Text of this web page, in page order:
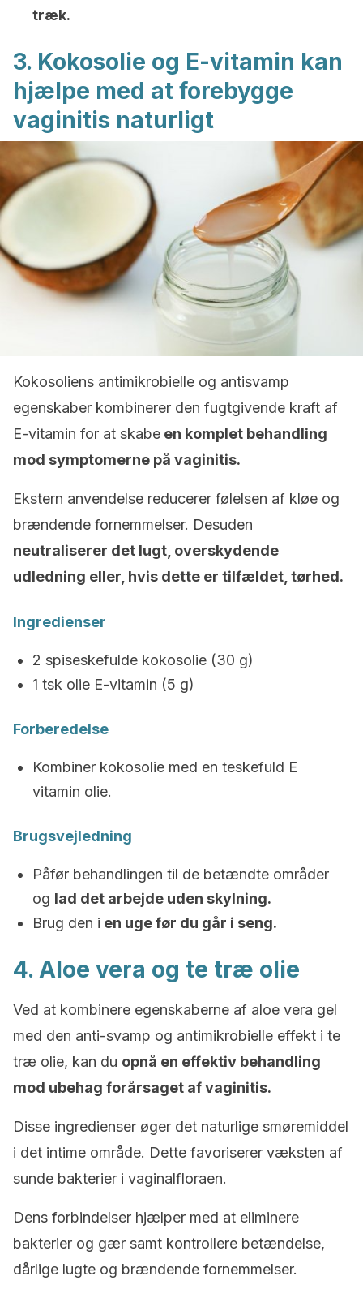
træk.
3. Kokosolie og E-vitamin kan
hjælpe med at forebygge
vaginitis naturligt
Kokosoliens antimikrobielle og antisvamp
egenskaber kombinerer den fugtgivende kraft af
E-vitamin for at skabe en komplet behandling
mod symptomerne på vaginitis.
Ekstern anvendelse reducerer følelsen af ​​kløe og
brændende fornemmelser. Desuden
neutraliserer det lugt, overskydende
udledning eller, hvis dette er tilfældet, tørhed.
Ingredienser
2 spiseskefulde kokosolie (30 g)
1 tsk olie E-vitamin (5 g)
Forberedelse
Kombiner kokosolie med en teskefuld E
vitamin olie.
Brugsvejledning
Påfør behandlingen til de betændte områder
og lad det arbejde uden skylning.
Brug den i en uge før du går i seng.
4. Aloe vera og te træ olie
Ved at kombinere egenskaberne af aloe vera gel
med den anti-svamp og antimikrobielle effekt i te
træ olie, kan du opnå en effektiv behandling
mod ubehag forårsaget af vaginitis.
Disse ingredienser øger det naturlige smøremiddel
i det intime område. Dette favoriserer væksten af ​​
sunde bakterier i vaginalfloraen.
Dens forbindelser hjælper med at eliminere
bakterier og gær samt kontrollere betændelse,
dårlige lugte og brændende fornemmelser.